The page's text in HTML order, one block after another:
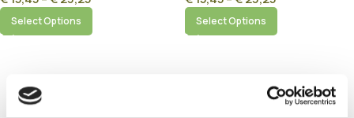
Select Options Select Options